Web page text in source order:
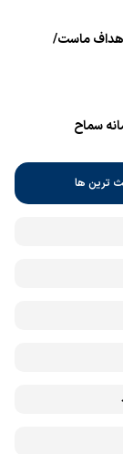
ماست/
ترین ها